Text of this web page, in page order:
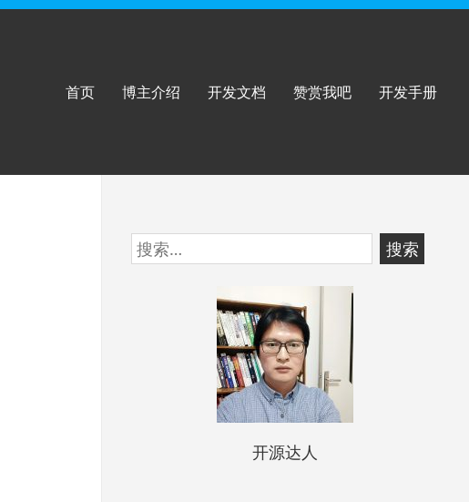
首页 博主介绍 开发文档 赞赏我吧 开发手册
跳
至
搜
索：
开源达人